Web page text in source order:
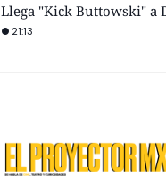
Llega "Kick Buttowski" a
21:13